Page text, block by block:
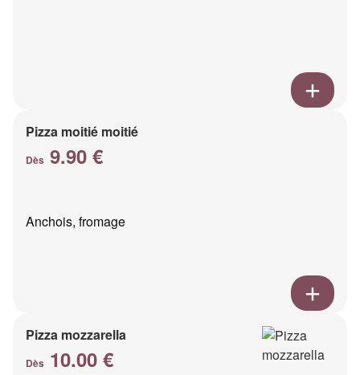
Pizza moitié moitié
Dès 9.90 €
Anchois, fromage
Pizza mozzarella
Dès 10.00 €